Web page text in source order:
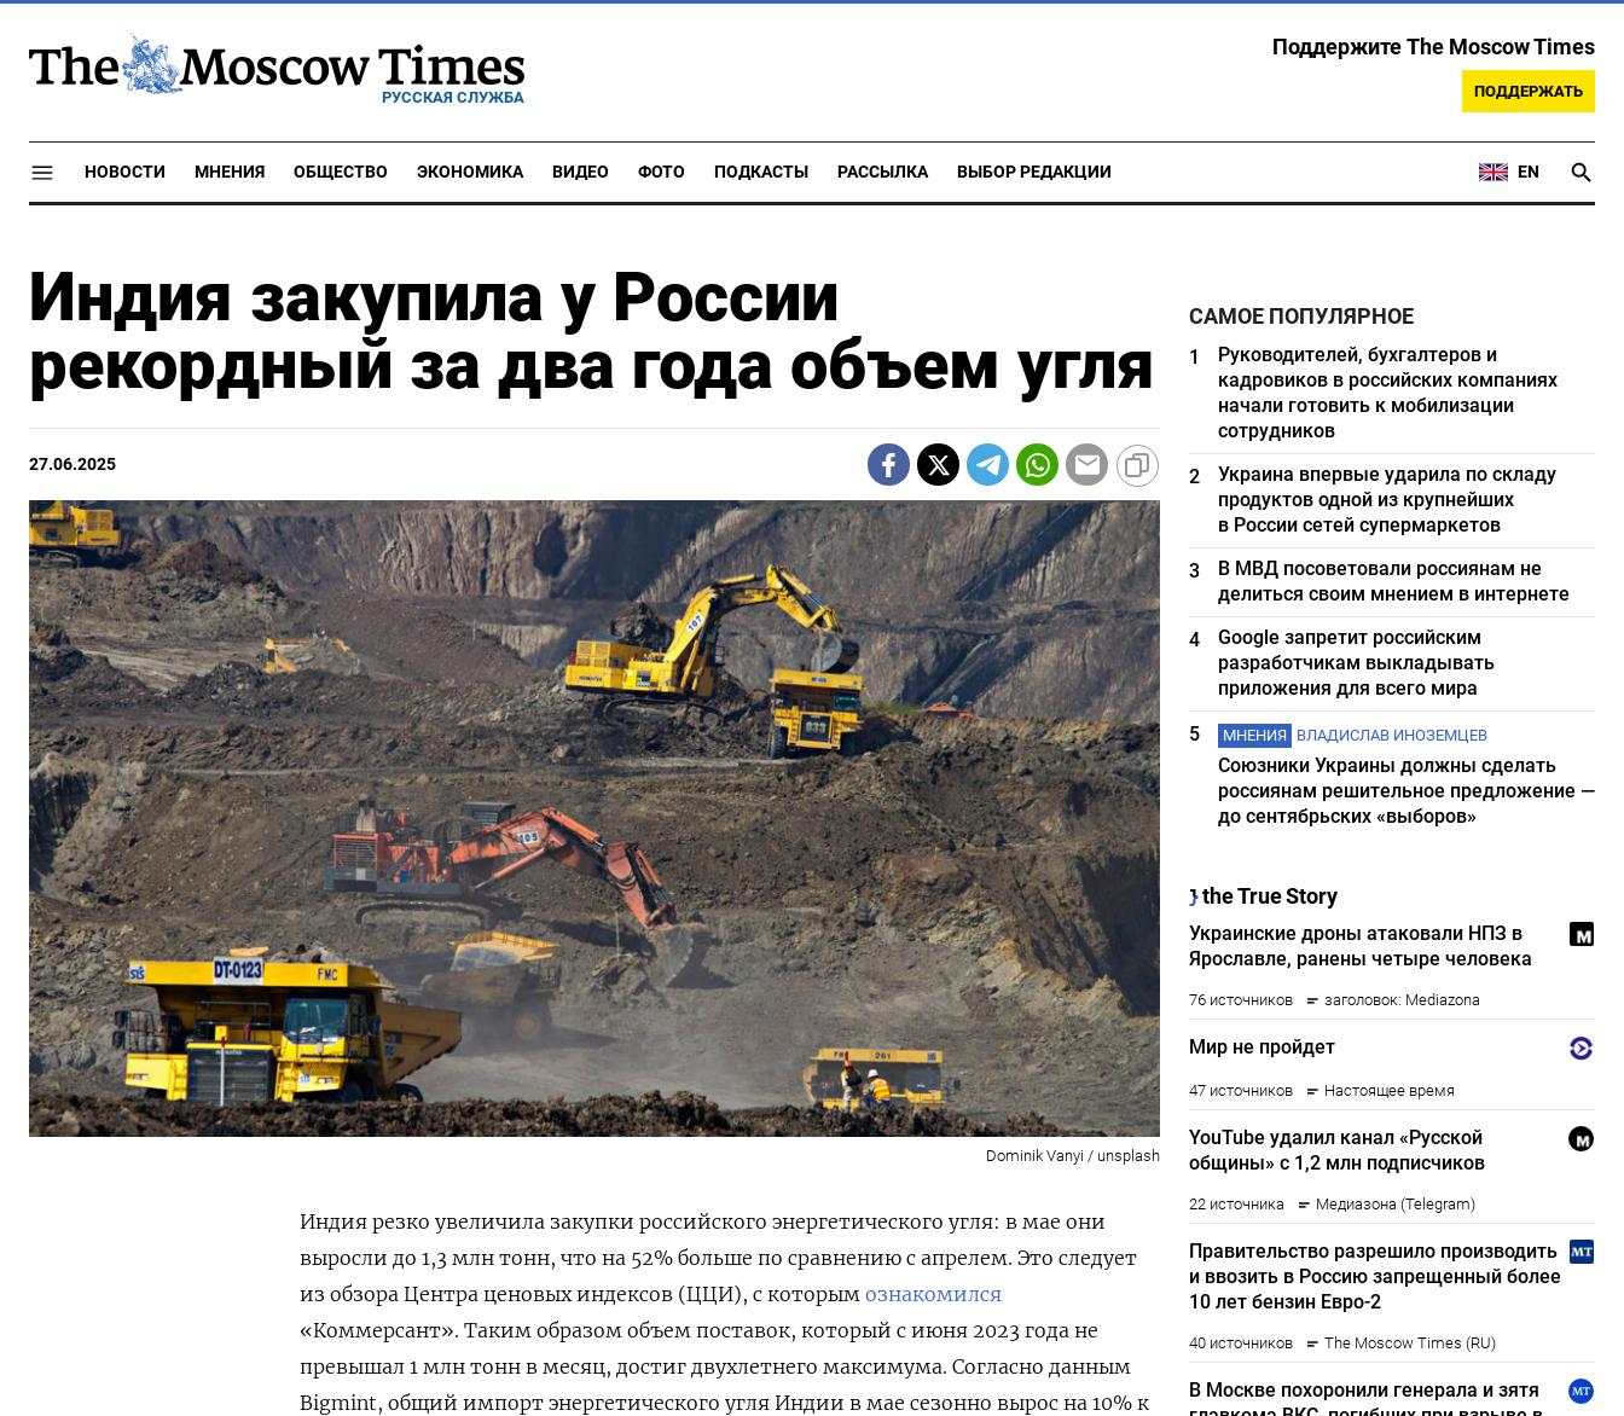
РУССКАЯ СЛУЖБА
Поддержите The Moscow Times
ПОДДЕРЖАТЬ
НОВОСТИ МНЕНИЯ ОБЩЕСТВО ЭКОНОМИКА ВИДЕО ФОТО ПОДКАСТЫ РАССЫЛКА ВЫБОР РЕДАКЦИИ EN
Индия закупила у России
рекордный за два года объем угля
27.06.2025
Dominik Vanyi / unsplash
Индия резко увеличила закупки российского энергетического угля: в мае они
выросли до 1,3 млн тонн, что на 52% больше по сравнению с апрелем. Это следует
из обзора Центра ценовых индексов (ЦЦИ), с которым ознакомился
«Коммерсант». Таким образом объем поставок, который с июня 2023 года не
превышал 1 млн тонн в месяц, достиг двухлетнего максимума. Согласно данным
Bigmint, общий импорт энергетического угля Индии в мае сезонно вырос на 10% к
САМОЕ ПОПУЛЯРНОЕ
1
Руководителей, бухгалтеров и
кадровиков в российских компаниях
начали готовить к мобилизации
сотрудников
2
Украина впервые ударила по складу
продуктов одной из крупнейших
в России сетей супермаркетов
3
В МВД посоветовали россиянам не
делиться своим мнением в интернете
4
Google запретит российским
разработчикам выкладывать
приложения для всего мира
5
МНЕНИЯ ВЛАДИСЛАВ ИНОЗЕМЦЕВ
Союзники Украины должны сделать
россиянам решительное предложение —
до сентябрьских «выборов»